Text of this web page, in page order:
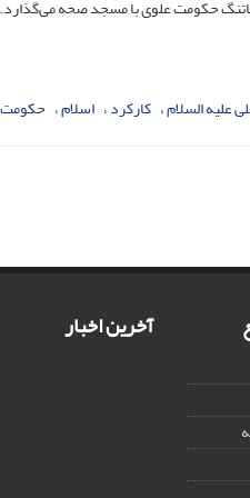
حکومت علوی با مسجد صحه می‌گذارد.
علیه السلام کارکرد اسلام
آخرین اخبار